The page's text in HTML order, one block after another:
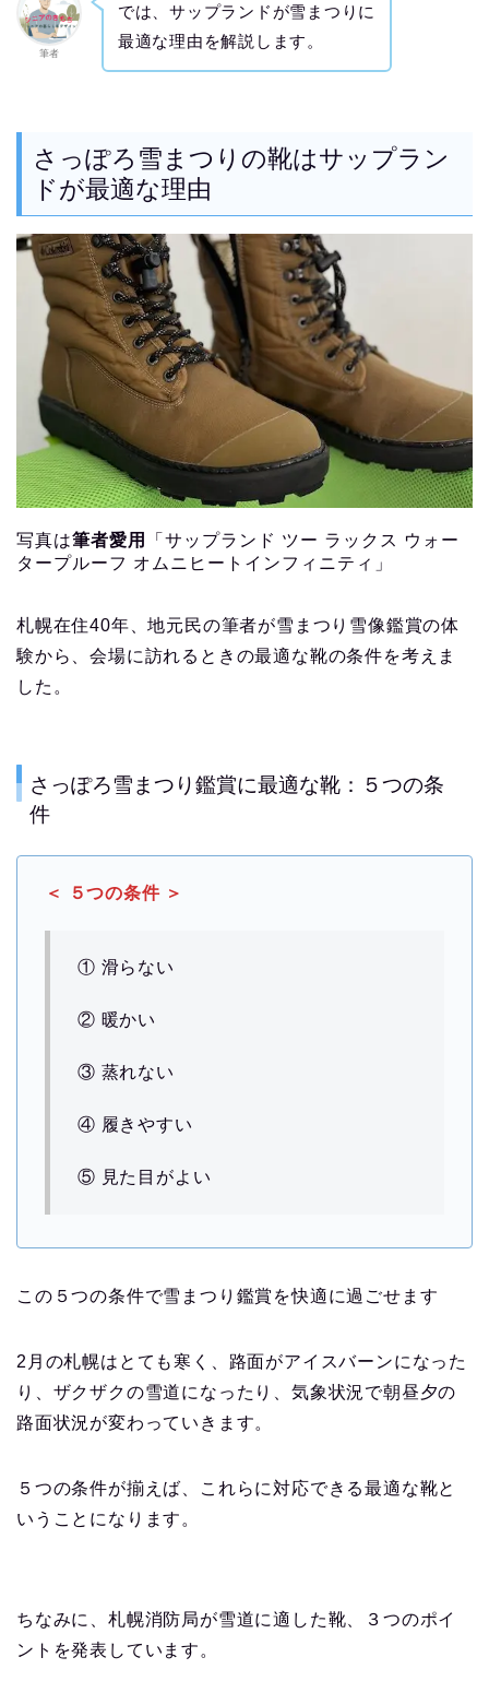
筆者
では、サップランドが雪まつりに
最適な理由を解説します。
さっぽろ雪まつりの靴はサップラン
ドが最適な理由
写真は筆者愛用
「サップランド ツー ラックス ウォー
タープルーフ オムニヒートインフィニティ」
札幌在住40年、地元民の筆者が雪まつり雪像鑑賞の体
験から、会場に訪れるときの最適な靴の条件を考えま
した。
さっぽろ雪まつり鑑賞に最適な靴：５つの条
件
＜ ５つの条件 ＞
① 滑らない
② 暖かい
③ 蒸れない
④ 履きやすい
⑤ 見た目がよい
この５つの条件で雪まつり鑑賞を快適に過ごせます
2月の札幌はとても寒く、路面がアイスバーンになった
り、ザクザクの雪道になったり、気象状況で朝昼夕の
路面状況が変わっていきます。
５つの条件が揃えば、これらに対応できる最適な靴と
いうことになります。
ちなみに、札幌消防局が雪道に適した靴、３つのポイ
ントを発表しています。